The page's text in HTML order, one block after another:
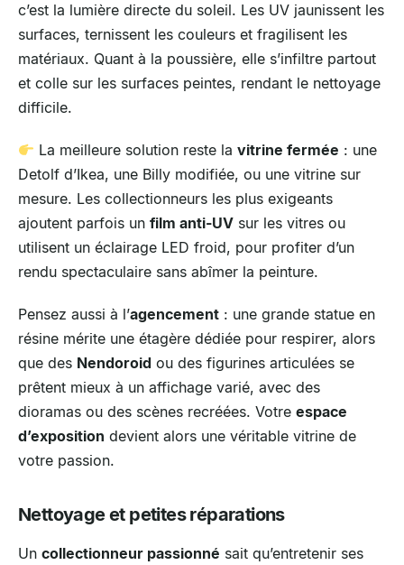
c’est la lumière directe du soleil. Les UV jaunissent les
surfaces, ternissent les couleurs et fragilisent les
matériaux. Quant à la poussière, elle s’infiltre partout
et colle sur les surfaces peintes, rendant le nettoyage
difficile.
La meilleure solution reste lavitrine fermée : une
Detolf d’Ikea, une Billy modifiée, ou une vitrine sur
mesure. Les collectionneurs les plus exigeants
ajoutent parfois un film anti-UV sur les vitres ou
utilisent un éclairage LED froid, pour profiter d’un
rendu spectaculaire sans abîmer la peinture.
Pensez aussi à l’agencement : une grande statue en
résine mérite une étagère dédiée pour respirer, alors
que des Nendoroid ou des figurines articulées se
prêtent mieux à un affichage varié, avec des
dioramas ou des scènes recréées. Votre espace
d’exposition devient alors une véritable vitrine de
votre passion.
Nettoyage et petites réparations
Un collectionneur passionné sait qu’entretenir ses